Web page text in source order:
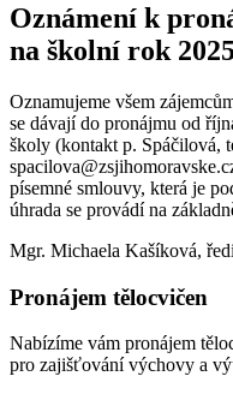
Oznámení k
na školní rok
Oznamujeme všem
se dávají do pronájmu od
školy (kontakt p. Spáčilová,
písemné smlouvy, která je
úhrada se provádí na
Mgr. Michaela Kašíková,
Pronájem tělocvičen
Nabízíme vám pronájem
pro zajišťování výchovy a